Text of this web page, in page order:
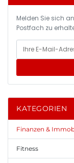
Melden Sie sich
Postfach zu
KATEGORIEN
Finanzen &
Fitness